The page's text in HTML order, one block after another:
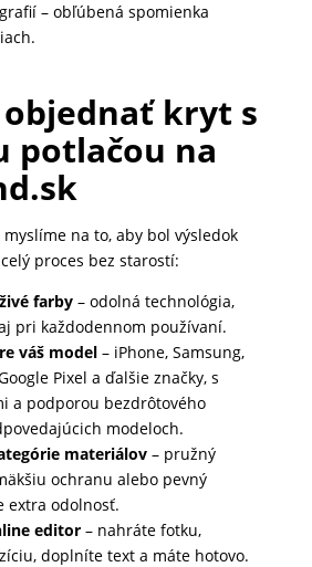
– obľúbená spomienka
objednať kryt s
potlačou na
myslíme na to, aby bol výsledok
proces bez starostí:
farby– odolná technológia,
pri každodennom používaní.
váš model– iPhone, Samsung,
Pixel a ďalšie značky, s
a podporou bezdrôtového
modeloch.
materiálov– pružný
ochranu alebo pevný
extra odolnosť.
editor– nahráte fotku,
doplníte text a máte hotovo.